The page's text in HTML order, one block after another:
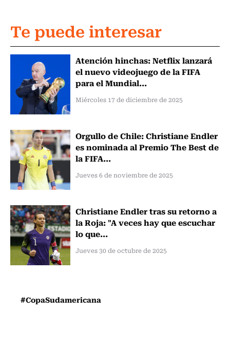
Te puede interesar
Atención hinchas: Netflix lanzará
el nuevo videojuego de la FIFA
para el Mundial...
Miércoles 17 de diciembre de 2025
Orgullo de Chile: Christiane Endler
es nominada al Premio The Best de
la FIFA...
Jueves 6 de noviembre de 2025
Christiane Endler tras su retorno a
la Roja: "A veces hay que escuchar
lo que...
Jueves 30 de octubre de 2025
#CopaSudamericana